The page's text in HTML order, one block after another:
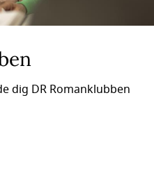
dig DR Romanklubben